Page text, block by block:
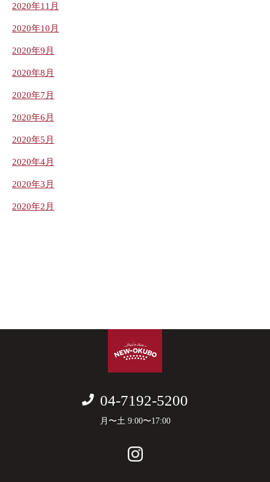
2020年11月
2020年10月
2020年9月
2020年8月
2020年7月
2020年6月
2020年5月
2020年4月
2020年3月
2020年2月
04-7192-5200
月〜土 9:00〜17:00